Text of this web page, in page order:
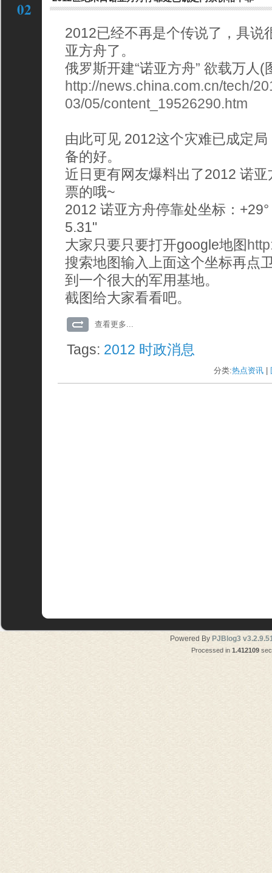
02
2012已经不再是个传说了，具说
亚方舟了。
俄罗斯开建“诺亚方舟” 欲载万人(
http://news.china.com.cn/tech/
03/05/content_19526290.htm
由此可见 2012这个灾难已成定
备的好。
近日更有网友爆料出了2012 诺
票的哦~
2012 诺亚方舟停靠处坐标：
5.31"
大家只要只要打开google地图
搜索地图输入上面这个坐标再点
到一个很大的军用基地。
截图给大家看看吧。
查看更多...
Tags: 2012 时政消息
分类:热点资讯
Powered By PJBlog3
Processed in 1.412109